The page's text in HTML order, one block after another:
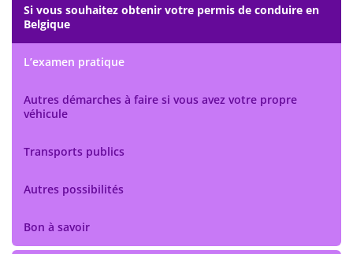
Si vous souhaitez obtenir votre permis de conduire en
Belgique
L’examen pratique
Autres démarches à faire si vous avez votre propre
véhicule
Transports publics
Autres possibilités
Bon à savoir